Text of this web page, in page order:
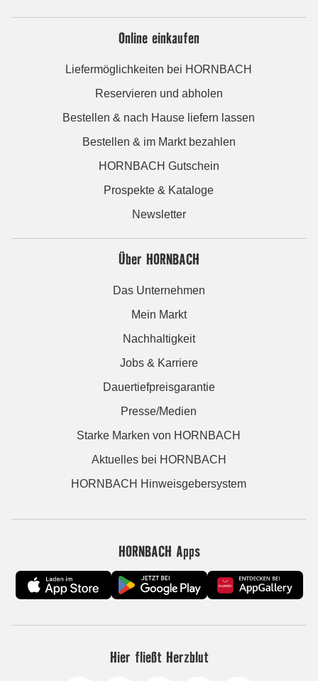
Online einkaufen
Liefermöglichkeiten bei HORNBACH
Reservieren und abholen
Bestellen & nach Hause liefern lassen
Bestellen & im Markt bezahlen
HORNBACH Gutschein
Prospekte & Kataloge
Newsletter
Über HORNBACH
Das Unternehmen
Mein Markt
Nachhaltigkeit
Jobs & Karriere
Dauertiefpreisgarantie
Presse/Medien
Starke Marken von HORNBACH
Aktuelles bei HORNBACH
HORNBACH Hinweisgebersystem
HORNBACH Apps
Hier fließt Herzblut